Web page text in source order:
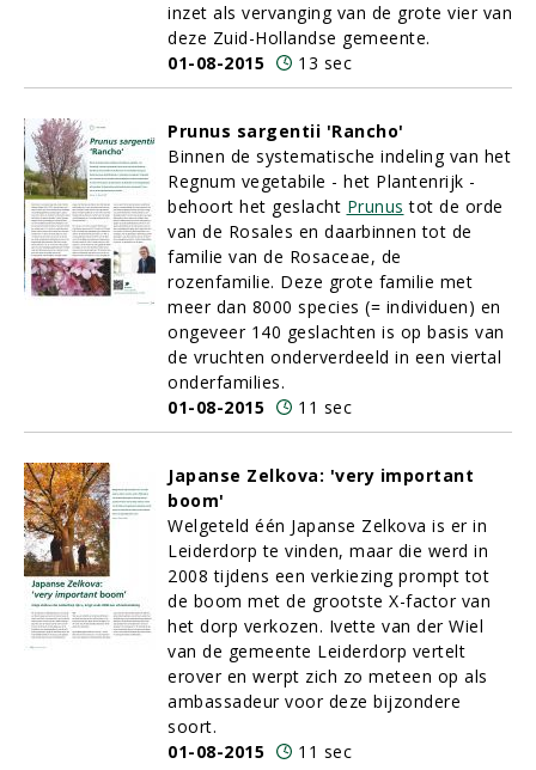
inzet als vervanging van de grote vier van
deze Zuid-Hollandse gemeente.
01-08-2015
13 sec
Prunus sargentii 'Rancho'
Binnen de systematische indeling van het
Regnum vegetabile - het Plantenrijk -
behoort het geslacht Prunus tot de orde
van de Rosales en daarbinnen tot de
familie van de Rosaceae, de
rozenfamilie. Deze grote familie met
meer dan 8000 species (= individuen) en
ongeveer 140 geslachten is op basis van
de vruchten onderverdeeld in een viertal
onderfamilies.
01-08-2015
11 sec
Japanse Zelkova: 'very important
boom'
Welgeteld één Japanse Zelkova is er in
Leiderdorp te vinden, maar die werd in
2008 tijdens een verkiezing prompt tot
de boom met de grootste X-factor van
het dorp verkozen. Ivette van der Wiel
van de gemeente Leiderdorp vertelt
erover en werpt zich zo meteen op als
ambassadeur voor deze bijzondere
soort.
01-08-2015
11 sec